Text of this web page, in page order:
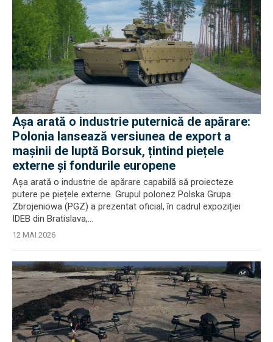
Așa arată o industrie puternică de apărare:
Polonia lansează versiunea de export a
mașinii de luptă Borsuk, țintind piețele
externe și fondurile europene
Așa arată o industrie de apărare capabilă să proiecteze
putere pe piețele externe. Grupul polonez Polska Grupa
Zbrojeniowa (PGZ) a prezentat oficial, în cadrul expoziției
IDEB din Bratislava,...
12 MAI 2026